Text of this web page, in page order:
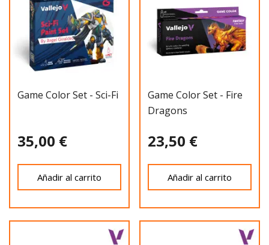
Game Color Set - Sci-Fi
35,00 €
Añadir al carrito
Game Color Set - Fire
Dragons
23,50 €
Añadir al carrito